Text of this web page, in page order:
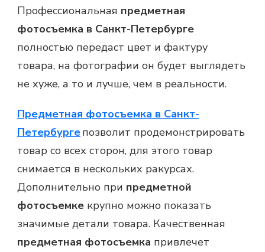
Профессиональная предметная
фотосъемка в Санкт-Петербурге
полностью передаст цвет и фактуру
товара, на фотографии он будет выглядеть
не хуже, а то и лучше, чем в реальности.
Предметная фотосъемка в Санкт-
Петербургепозволит продемонстрировать
товар со всех сторон, для этого товар
снимается в нескольких ракурсах.
Дополнительно при предметной
фотосъемке крупно можно показать
значимые детали товара. Качественная
предметная фотосъемка привлечет